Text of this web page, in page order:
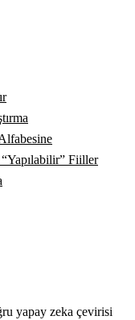
Fiiller
yapay zeka çevirisi